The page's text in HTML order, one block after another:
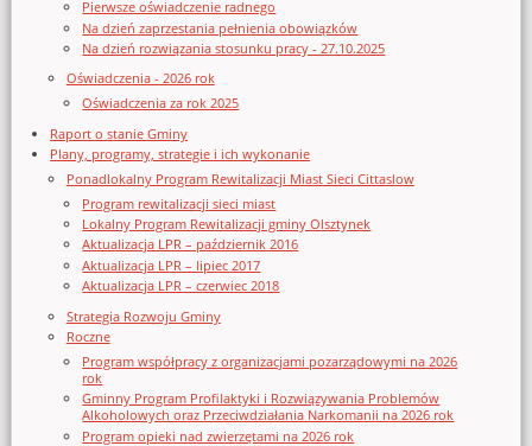
Pierwsze oświadczenie radnego
Na dzień zaprzestania pełnienia obowiązków
Na dzień rozwiązania stosunku pracy - 27.10.2025
Oświadczenia - 2026 rok
Oświadczenia za rok 2025
Raport o stanie Gminy
Plany, programy, strategie i ich wykonanie
Ponadlokalny Program Rewitalizacji Miast Sieci Cittaslow
Program rewitalizacji sieci miast
Lokalny Program Rewitalizacji gminy Olsztynek
Aktualizacja LPR – październik 2016
Aktualizacja LPR – lipiec 2017
Aktualizacja LPR – czerwiec 2018
Strategia Rozwoju Gminy
Roczne
Program współpracy z organizacjami pozarządowymi na 2026
rok
Gminny Program Profilaktyki i Rozwiązywania Problemów
Alkoholowych oraz Przeciwdziałania Narkomanii na 2026 rok
Program opieki nad zwierzętami na 2026 rok